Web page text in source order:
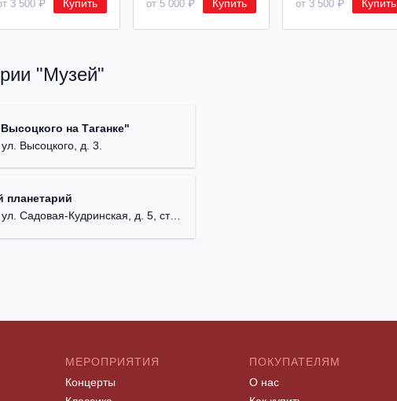
3 500 ₽ Купить от 5 000 ₽ Купить от 3 500 ₽ Купить
"Музей"
на Таганке"
Высоцкого, д. 3.
планетарий
Садовая-Кудринская, д. 5, стр. 1.
МЕРОПРИЯТИЯ
Концерты
ПОКУПАТЕЛЯМ
О нас